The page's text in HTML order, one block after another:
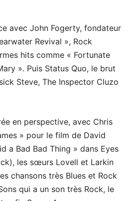
avec John Fogerty, fondateur
Revival », Rock
hits comme « Fortunate
». Puis Status Quo, le brut
Steve, The Inspector Cluzo
en perspective, avec Chris
» pour le film de David
a Bad Bad Thing » dans Eyes
les sœurs Lovell et Larkin
chansons très Blues et Rock
qui a un son très Rock, le